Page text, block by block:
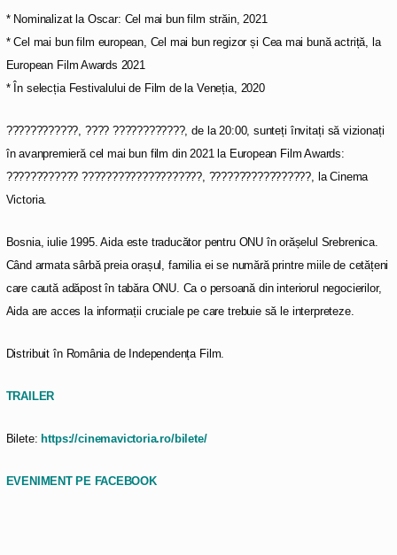
* Nominalizat la Oscar: Cel mai bun film străin, 2021
* Cel mai bun film european, Cel mai bun regizor și Cea mai bună actriță, la
European Film Awards 2021
* În selecția Festivalului de Film de la Veneția, 2020
????????????, ???? ????????????, de la 20:00, sunteți învitați să vizionați
în avanpremieră cel mai bun film din 2021 la European Film Awards:
???????????? ????????????????????, ?????????????????, la Cinema
Victoria.
Bosnia, iulie 1995. Aida este traducător pentru ONU în orășelul Srebrenica.
Când armata sârbă preia orașul, familia ei se numără printre miile de cetățeni
care caută adăpost în tabăra ONU. Ca o persoană din interiorul negocierilor,
Aida are acces la informații cruciale pe care trebuie să le interpreteze.
Distribuit în România de Independența Film.
TRAILER
Bilete: https://cinemavictoria.ro/bilete/
EVENIMENT PE FACEBOOK